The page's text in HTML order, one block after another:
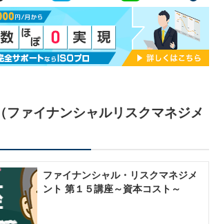
ファイナンシャルリスクマネジメ
ファイナンシャル・リスクマネジメ
ント 第１５講座～資本コスト～